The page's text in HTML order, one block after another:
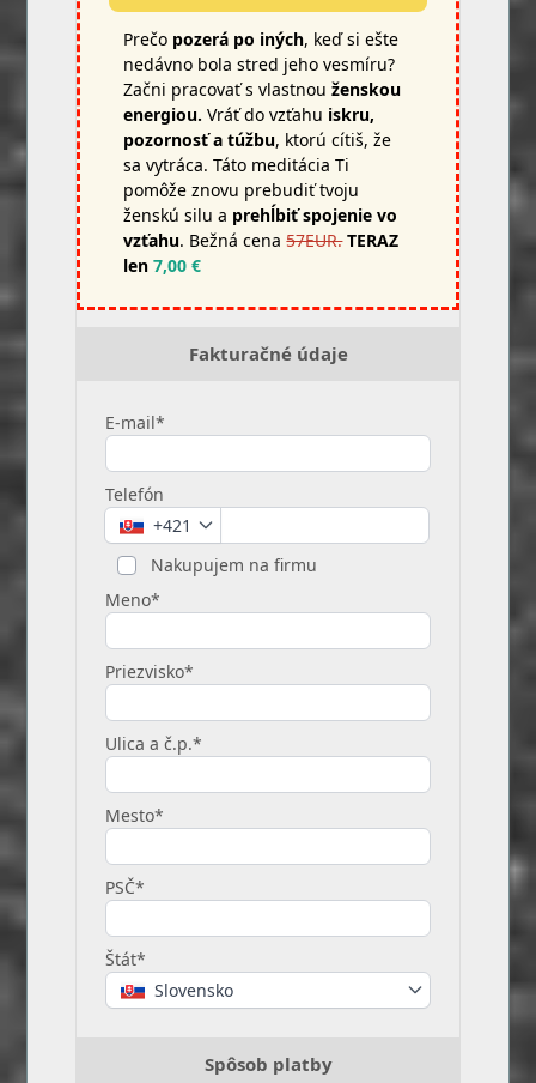
Prečo pozerá po iných, keď si ešte
nedávno bola stred jeho vesmíru?
Začni pracovať s vlastnouženskou
energiou. Vráť do vzťahu iskru,
pozornosť a túžbu, ktorú cítiš, že
sa vytráca. Táto meditácia Ti
pomôže znovu prebudiť tvoju
ženskú silu a prehĺbiť spojenie vo
vzťahu. Bežná cena57EUR. TERAZ
len7,00 €
Fakturačné údaje
E-mail*
Telefón
+421
Nakupujem na firmu
Meno*
Priezvisko*
Ulica a č.p.*
Mesto*
PSČ*
Štát*
Slovensko
Spôsob platby